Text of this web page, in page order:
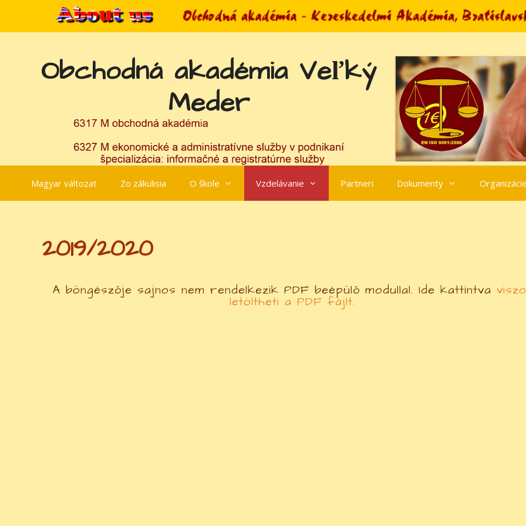
Obchodná akadémia Veľký
Meder
Magyar változat Zo zákulisia O škole Vzdelávanie Partneri Dokumenty
2019/2020
A böngészője sajnos nem rendelkezik PDF beépülő modullal. Ide kattintva
letöltheti a PDF fájlt.